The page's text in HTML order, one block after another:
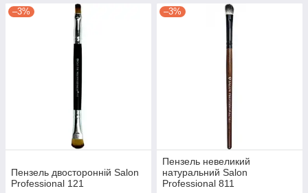
–3%
Пензель двосторонній Salon
Professional 121
–3%
Пензель невеликий
натуральний Salon
Professional 811